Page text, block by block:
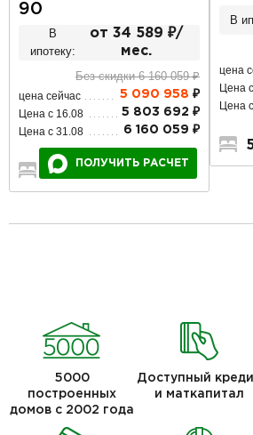
90
В
ипотеку:
от 34 589 ₽/
мес.
Без скидки 6 160 059 ₽
цена сейчас 5 090 958 ₽
Цена с 16.08 5 803 692 ₽
Цена с 31.08 6 160 059 ₽
2
ПОЛУЧИТЬ РАСЧЕТ
В
цена
Цена
Цена
5000
построенных
домов с 2002 года
Доступный
и маткапитал